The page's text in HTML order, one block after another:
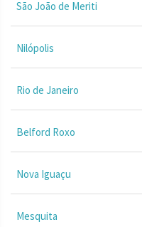
São João de Meriti
Nilópolis
Rio de Janeiro
Belford Roxo
Nova Iguaçu
Mesquita